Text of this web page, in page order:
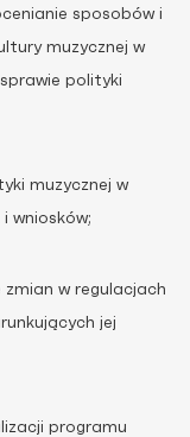
sposobów i
muzycznej w
polityki
muzycznej w
wniosków;
w regulacjach
jej
programu